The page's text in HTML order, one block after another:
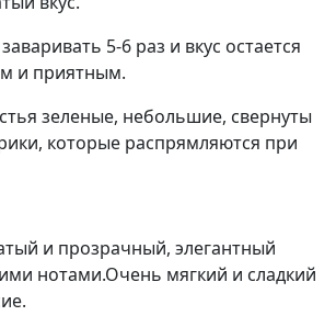
5-6 раз и вкус остается
и приятным.
зеленые, небольшие, свернуты
которые распрямляются при
и прозрачный, элегантный
нотами.Очень мягкий и сладкий